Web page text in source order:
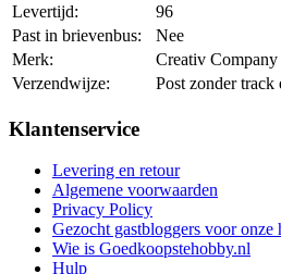
Levertijd:
96
Past in brievenbus:
Nee
Merk:
Creativ Company
Verzendwijze:
Post zonder track
Klantenservice
Levering en retour
Algemene voorwaarden
Privacy Policy
Gezocht gastbloggers voor
Wie is Goedkoopstehobby.nl
Hulp